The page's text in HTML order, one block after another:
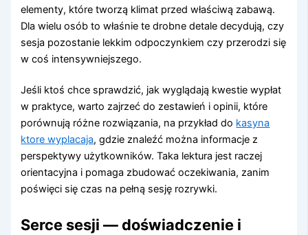
elementy, które tworzą klimat przed właściwą zabawą.
Dla wielu osób to właśnie te drobne detale decydują, czy
sesja pozostanie lekkim odpoczynkiem czy przerodzi się
w coś intensywniejszego.
Jeśli ktoś chce sprawdzić, jak wyglądają kwestie wypłat
w praktyce, warto zajrzeć do zestawień i opinii, które
porównują różne rozwiązania, na przykład do kasyna
ktore wyplacaja, gdzie znaleźć można informacje z
perspektywy użytkowników. Taka lektura jest raczej
orientacyjna i pomaga zbudować oczekiwania, zanim
poświęci się czas na pełną sesję rozrywki.
Serce sesji — doświadczenie i